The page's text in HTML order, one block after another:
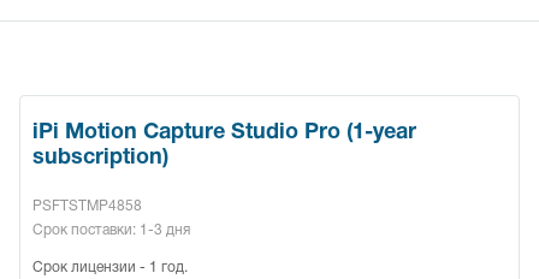
iPi Motion Capture Studio Pro (1-year
subscription)
PSFTSTMP4858
Срок поставки: 1-3 дня
Срок лицензии - 1 год.